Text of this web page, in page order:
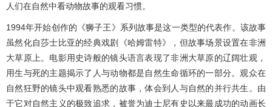
人们在自然中看动物故事的观看习惯。
1994年开始创作的《狮子王》系列故事是这一类型的代表作。该故事
虽然化自莎士比亚的经典戏剧《哈姆雷特》，但故事场景设置在非洲
大草原上。电影用史诗般的镜头语言表现了非洲大草原的辽阔壮观，
用生与死的主题揭示了人与动物都是自然生命循环的一部分。观众在
自然狂野的镜头中观看熟悉的故事，体会到人与自然的并行共生。由
于它对自然主义的极致追求，被誉为迪士尼有史以来最成功的动画长